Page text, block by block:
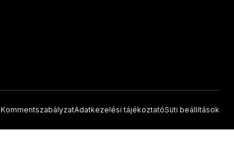
KommentszabályzatAdatkezelési tájékoztatóSüti beállítások